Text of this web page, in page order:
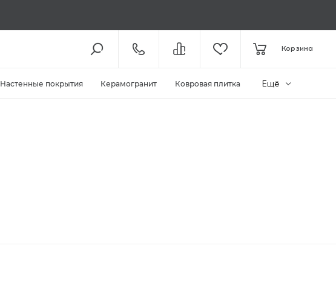
8 (800) 301-61-43
КОЛЛ-ЦЕНТР / ДО 19:00
Корзина
Настенные покрытия Керамогранит Ковровая плитка Ещё